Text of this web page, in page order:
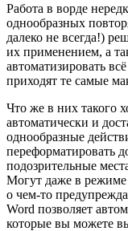
Работа в ворде
однообразных
далеко не всегда!)
их применением, а
автоматизировать
приходят те самые
Что же в них такого
автоматически и
однообразные
переформатировать
подозрительные
Могут даже в режиме
о чем-то
Word позволяет
которые вы можете